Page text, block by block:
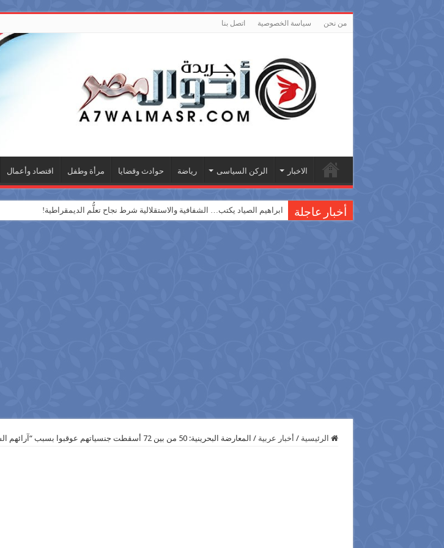
من نحن سياسة الخصوصية اتصل بنا
الاخبار الركن السياسى رياضة حوادث وقضايا مرأة وطفل اقتصاد وأعمال
أخبار عاجلة ابراهيم الصياد يكتب… الشفافية والاستقلالية شرط نجاح تعلُّم الديمقراطية!
الرئيسية / أخبار عربية / المعارضة البحرينية: 50 من بين 72 أسقطت جنسياتهم عوقبوا بسبب “آرائهم السياسية”